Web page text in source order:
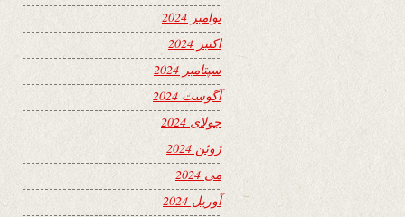
نوامبر 2024
اکتبر 2024
سپتامبر 2024
آگوست 2024
جولای 2024
ژوئن 2024
می 2024
آوریل 2024